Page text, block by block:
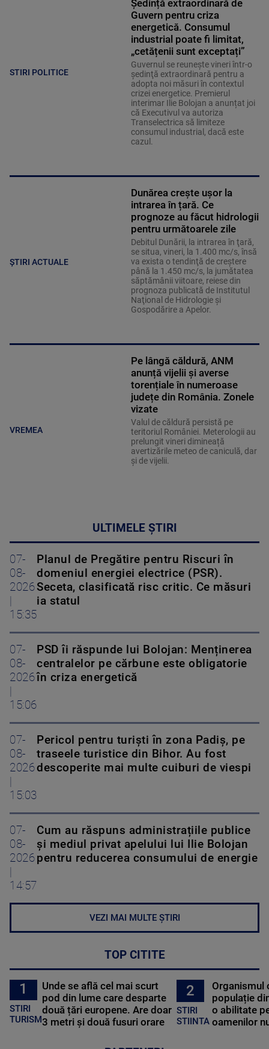
STIRI POLITICE
Ședință extraordinară de
Guvern pentru criza
energetică. Consumul
industrial poate fi limitat,
„cetățenii sunt exceptați”
Guvernul se reuneşte vineri într-o
şedinţă extraordinară pentru a
adopta noi măsuri în contextul
crizei energetice. Premierul
interimar Ilie Bolojan a anunțat joi
că Executivul va autoriza
Transelectrica să limiteze
consumul industrial, dacă este
cazul.
ȘTIRI ACTUALE
Dunărea crește ușor la
intrarea în țară. Ce
prognoze au făcut hidrologii
pentru următoarele zile
Debitul Dunării, la intrarea în ţară,
se situa, vineri, la 1.400 mc/s, însă
va exista o tendinţă de creştere
până la 1.450 mc/s, la jumătatea
săptămânii viitoare, reiese din
prognoza publicată de Institutul
Naţional de Hidrologie şi
Gospodărire a Apelor.
VREMEA
Pe lângă căldură, ANM
anunță vijelii și averse
torențiale în numeroase
județe din România. Zonele
vizate
Valul de căldură persistă pe
teritoriul României. Meterologii au
prelungit vineri dimineață
avertizările meteo de caniculă, dar
și de vijelii.
ULTIMELE ȘTIRI
07-
08-
2026
|
15:35
Planul de Pregătire pentru Riscuri în
domeniul energiei electrice (PSR).
Seceta, clasificată risc critic. Ce măsuri
ia statul
07-
08-
2026
|
15:06
PSD îi răspunde lui Bolojan: Menținerea
centralelor pe cărbune este obligatorie
în criza energetică
07-
08-
2026
|
15:03
Pericol pentru turiști în zona Padiș, pe
traseele turistice din Bihor. Au fost
descoperite mai multe cuiburi de viespi
07-
08-
2026
|
14:57
Cum au răspuns administrațiile publice
și mediul privat apelului lui Ilie Bolojan
pentru reducerea consumului de energie
VEZI MAI MULTE ȘTIRI
TOP CITITE
1
STIRI
TURISM
Unde se află cel mai scurt
pod din lume care desparte
două țări europene. Are doar
3 metri și două fusuri orare
2
STIRI
STIINTA
Organismul
populație
o abilitate
oamenilor